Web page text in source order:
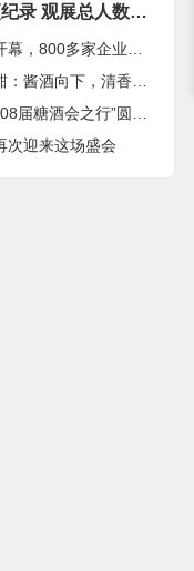
第108届全国糖酒会创下多项纪录 观展总人数近39万人次
800多家企业参加
清香向上，小众香型崛起
酒会之行”圆满结束
次迎来这场盛会